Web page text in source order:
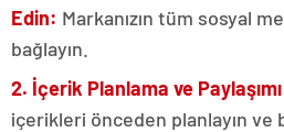
Edin: Markanızın tüm sosyal
bağlayın.
2. İçerik Planlama ve
içerikleri önceden planlayın ve